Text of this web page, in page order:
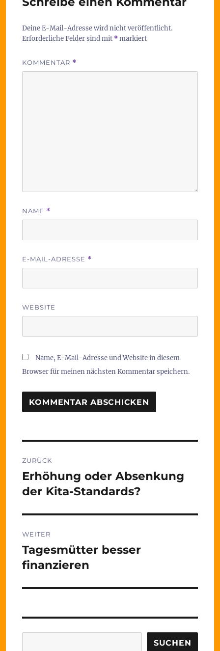
Deine E-Mail-Adresse wird nicht veröffentlicht.
Erforderliche Felder sind mit *markiert
KOMMENTAR *
NAME *
E-MAIL-ADRESSE *
WEBSITE
Name, E-Mail-Adresse und Website in diesem
Browser für meinen nächsten Kommentar speichern.
ZURÜCK
Vorheriger
Beitrag:
Erhöhung oder Absenkung
der Kita-Standards?
WEITER
Nächster
Beitrag:
Tagesmütter besser
finanzieren
SUCHEN